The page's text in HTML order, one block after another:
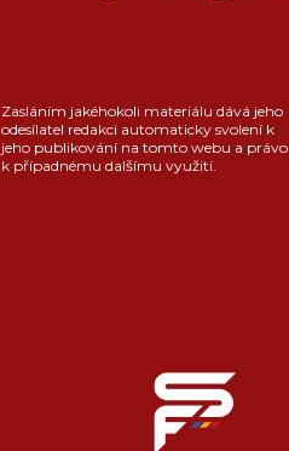
Zasláním jakéhokoli materiálu dává jeho
odesílatel redakci automaticky svolení k
jeho publikování na tomto webu a právo
k případnému dalšímu využití.